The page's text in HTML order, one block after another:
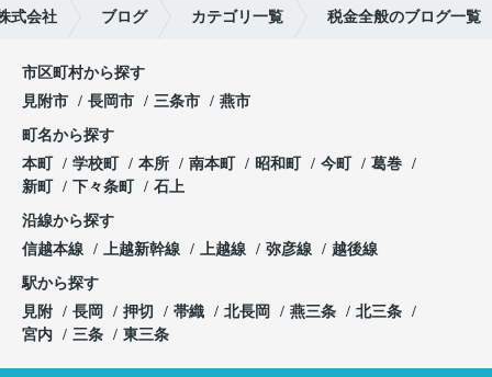
式会社 ブログ カテゴリ一覧 税金全般のブログ一覧
市区町村から探す
見附市
長岡市 三条市 燕市
町名から探す
本町
学校町 本所 南本町 昭和町 今町
葛巻
新町
下々条町 石上
沿線から探す
信越本線
上越新幹線 上越線 弥彦線 越後線
駅から探す
見附
長岡 押切 帯織 北長岡 燕三条
北三条
宮内
三条 東三条